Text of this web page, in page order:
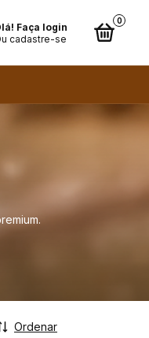
Faça login
cadastre-se
0
Ordenar